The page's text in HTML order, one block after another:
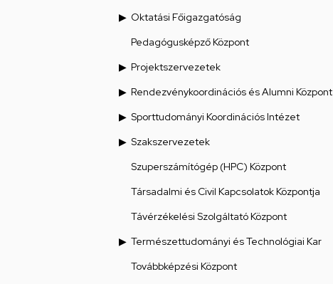
Oktatási Főigazgatóság
Pedagógusképző Központ
Projektszervezetek
Rendezvénykoordinációs és Alumni Központ
Sporttudományi Koordinációs Intézet
Szakszervezetek
Szuperszámítógép (HPC) Központ
Társadalmi és Civil Kapcsolatok Központja
Távérzékelési Szolgáltató Központ
Természettudományi és Technológiai Kar
Továbbképzési Központ